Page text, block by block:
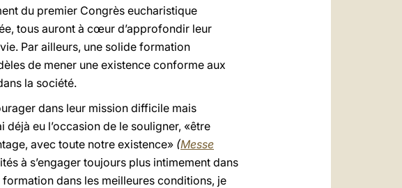
du premier Congrès eucharistique
tous auront à cœur d’approfondir leur
Par ailleurs, une solide formation
de mener une existence conforme aux
la société.
dans leur mission difficile mais
déjà eu l’occasion de le souligner, «être
avec toute notre existence» (Messe
à s’engager toujours plus intimement dans
formation dans les meilleures conditions, je